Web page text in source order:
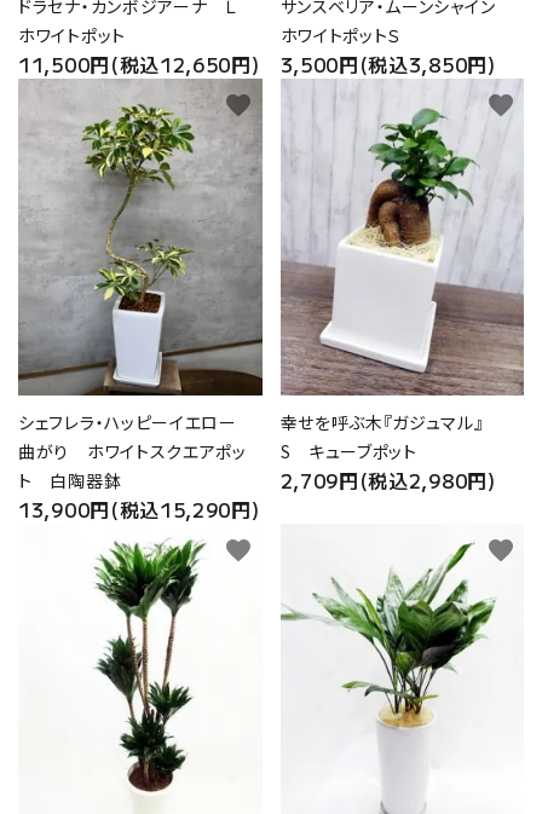
ドラセナ・カンボジアーナ Ｌ
ホワイトポット
11,500円(税込12,650円)
サンスベリア・ムーンシャイン
ホワイトポットＳ
3,500円(税込3,850円)
シェフレラ・ハッピーイエロー
曲がり ホワイトスクエアポッ
ト 白陶器鉢
13,900円(税込15,290円)
favorite
幸せを呼ぶ木『ガジュマル』
S キューブポット
2,709円(税込2,980円)
favorite
favorite favorite